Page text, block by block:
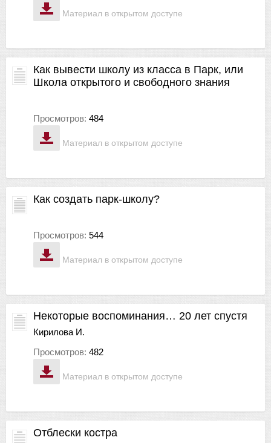
Материал в открытом доступе
Материал в открытом доступе
Как вывести школу из класса в Парк, или
Школа открытого и свободного знания
Просмотров: 484
Материал в открытом доступе
Как создать парк-школу?
Просмотров: 544
Материал в открытом доступе
Некоторые воспоминания… 20 лет спустя
Кирилова И.
Просмотров: 482
Отблески костра